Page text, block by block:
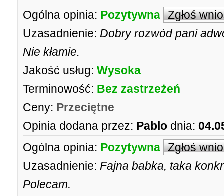
Ogólna opinia: Pozytywna Zgłoś
Uzasadnienie: Dobry rozwód pani
Nie kłamie.
Jakość usług: Wysoka
Terminowość: Bez zastrzeżeń
Ceny: Przeciętne
Opinia dodana przez: Pablo dnia:
Ogólna opinia: Pozytywna Zgłoś
Uzasadnienie: Fajna babka, taka
Polecam.